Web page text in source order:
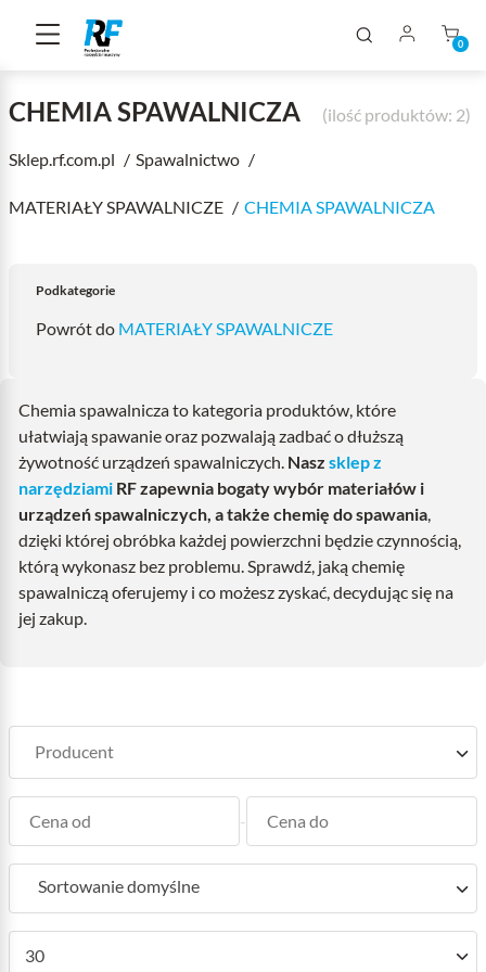
0
CHEMIA SPAWALNICZA (ilość produktów: 2)
Sklep.rf.com.pl Spawalnictwo
MATERIAŁY SPAWALNICZE CHEMIA SPAWALNICZA
Podkategorie
Powrót do MATERIAŁY SPAWALNICZE
Chemia spawalnicza to kategoria produktów, które
ułatwiają spawanie oraz pozwalają zadbać o dłuższą
żywotność urządzeń spawalniczych. Nasz sklep z
narzędziami RF zapewnia bogaty wybór materiałów i
urządzeń spawalniczych, a także chemię do spawania,
dzięki której obróbka każdej powierzchni będzie czynnością,
którą wykonasz bez problemu. Sprawdź, jaką chemię
spawalniczą oferujemy i co możesz zyskać, decydując się na
jej zakup.
-
Sortowanie domyślne
30